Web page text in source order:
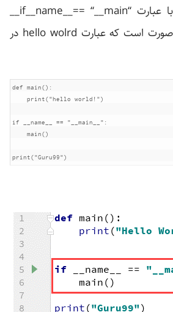
مهم است که پس از تعریف تابع main، بدنه را با عبارت “if__name__== “__main__
فراخوانی کرده و سپس کد را اجرا کنیم، تنها در این صورت است که عبارت hello wolrd در
def main():
    print("hello world!")
if __name__ == "__main__":
    main()
print("Guru99")